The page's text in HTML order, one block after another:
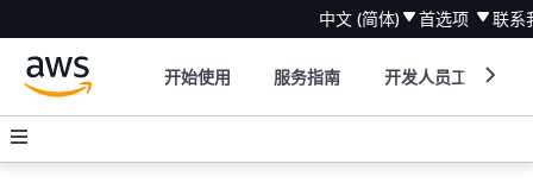
中文 (简体) 首选项 联系
开始使用 服务指南 开发人员工具